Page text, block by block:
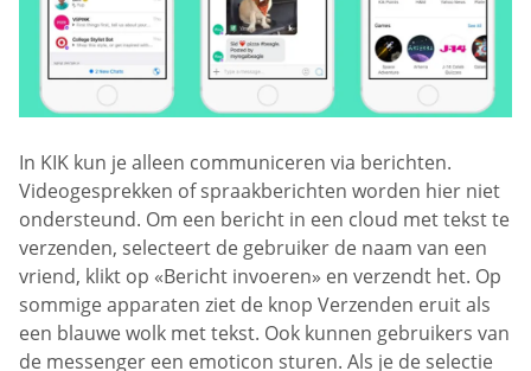
In KIK kun je alleen communiceren via berichten.
Videogesprekken of spraakberichten worden hier niet
ondersteund. Om een bericht in een cloud met tekst te
verzenden, selecteert de gebruiker de naam van een
vriend, klikt op «Bericht invoeren» en verzendt het. Op
sommige apparaten ziet de knop Verzenden eruit als
een blauwe wolk met tekst. Ook kunnen gebruikers van
de messenger een emoticon sturen. Als je de selectie